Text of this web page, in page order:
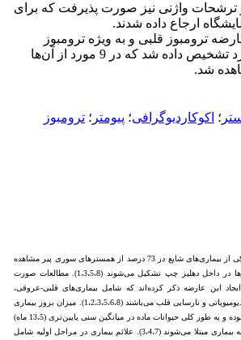
ترشحات واژنی نیز صورت پذیرفت که برای
ارجاع داده شدند.
ترومبوز قلبی و به ویژه ترومبوز
دهلیزی در تمامی موارد تشخیص داده شد که در 9 مورد از آن‌ها
شد.
؛ اکوکاردیوگرافی؛ پیومتر ؛ ترومبوز
بیماری ترومبوز قلبی به عنوان یکی از بیماری‌های شایع در 73 درصد از همسترهای سوری پیر مشاهده
شده است (1،4). بیشتر ترومبوزها در داخل دهلیز چپ تشکیل می‌شوند (1،3،5،8). مطالعات صورت
این عارضه ذکر کرده‌اند که شامل بیماری‌های قلبی-عروقی،
اختلالات انعقادی، آمیلوئیدوز، کاردیومیوپاتی و نارسایی قلب می‌باشند (1،2،3،5،6،8). میزان بروز بیماری
در جنس ماده بیشتر از جنس نر بوده و به طور کلی حیوانات ماده در میانگین سنی پایین‌تری (13،5 ماه)
نسبت به حیوانات نر (21،5 ماه) به بیماری مبتلا می‌شوند (3،4،7). علائم بیماری در مراحل اولیه شامل